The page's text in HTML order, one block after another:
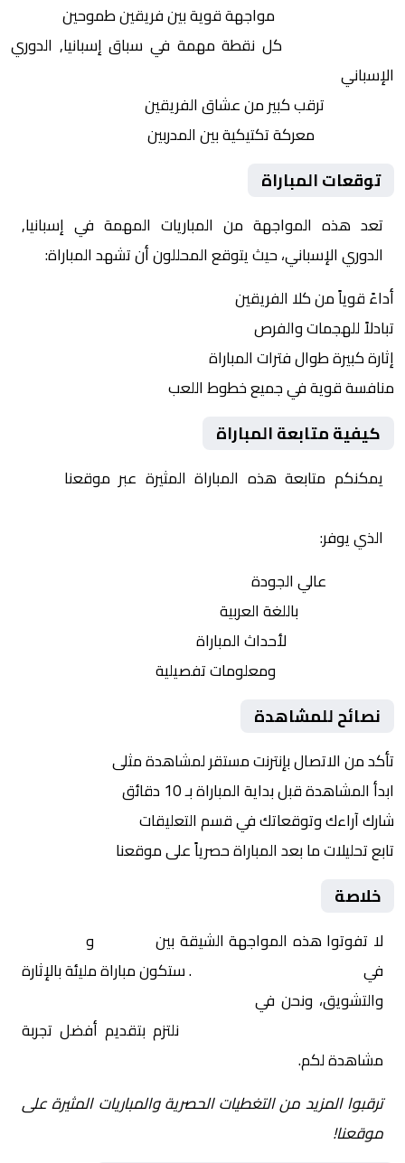
مواجهة قوية بين فريقين طموحين
كل نقطة مهمة في سباق إسبانيا, الدوري
الإسباني
ترقب كبير من عشاق الفريقين
معركة تكتيكية بين المدربين
توقعات المباراة
تعد هذه المواجهة من المباريات المهمة في إسبانيا,
الدوري الإسباني، حيث يتوقع المحللون أن تشهد المباراة:
أداءً قوياً من كلا الفريقين
تبادلاً للهجمات والفرص
إثارة كبيرة طوال فترات المباراة
منافسة قوية في جميع خطوط اللعب
كيفية متابعة المباراة
يمكنكم متابعة هذه المباراة المثيرة عبر موقعنا
الذي يوفر:
عالي الجودة
باللغة العربية
لأحداث المباراة
ومعلومات تفصيلية
نصائح للمشاهدة
تأكد من الاتصال بإنترنت مستقر لمشاهدة مثلى
ابدأ المشاهدة قبل بداية المباراة بـ 10 دقائق
شارك آراءك وتوقعاتك في قسم التعليقات
تابع تحليلات ما بعد المباراة حصرياً على موقعنا
خلاصة
لا تفوتوا هذه المواجهة الشيقة بين و
في
. ستكون مباراة مليئة بالإثارة
والتشويق، ونحن في
نلتزم بتقديم أفضل تجربة
مشاهدة لكم.
ترقبوا المزيد من التغطيات الحصرية والمباريات المثيرة على
موقعنا!